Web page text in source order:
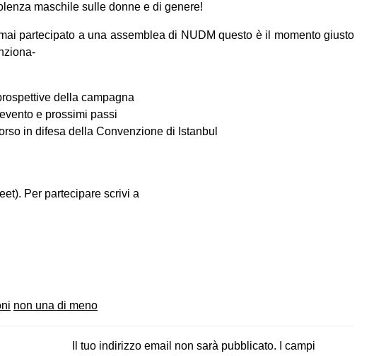
maschile sulle donne e di genere!
partecipato a una assemblea di NUDM questo è il momento giusto
della campagna
e prossimi passi
in difesa della Convenzione di Istanbul
Per partecipare scrivi a
non una di meno
Il tuo indirizzo email non sarà pubblicato.
I campi